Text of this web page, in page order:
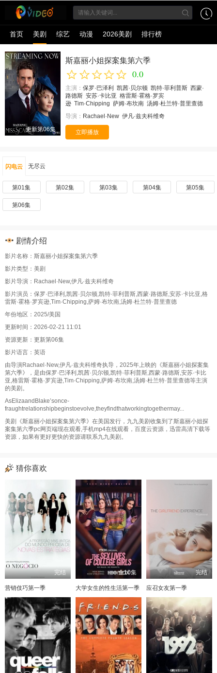
首页 美剧 综艺 动漫 2026美剧 排行榜
更新第06集
斯嘉丽小姐探案集第六季
0.0
主演： 保罗·巴泽利 凯茜·贝尔顿 凯特·菲利普斯 西蒙·
路德斯 安苏·卡比亚 格雷斯·霍格·罗宾
逊 Tim·Chipping 萨姆·布坎南 汤姆·杜兰特·普里查德
导演： Rachael·New 伊凡·兹夫科维奇
立即播放
闪电云 无尽云
第01集 第02集 第03集 第04集 第05集
第06集
剧情介绍
影片名称：斯嘉丽小姐探案集第六季
影片类型：美剧
影片导演：Rachael·New,伊凡·兹夫科维奇
影片演员：保罗·巴泽利,凯茜·贝尔顿,凯特·菲利普斯,西蒙·路德斯,安苏·卡比亚,格
雷斯·霍格·罗宾逊,Tim·Chipping,萨姆·布坎南,汤姆·杜兰特·普里查德
年份地区：2025/美国
更新时间：2026-02-21 11:01
资源更新：更新第06集
影片语言：英语
由导演Rachael·New,伊凡·兹夫科维奇执导，2025年上映的《斯嘉丽小姐探案集
第六季》，是由保罗·巴泽利,凯茜·贝尔顿,凯特·菲利普斯,西蒙·路德斯,安苏·卡比
亚,格雷斯·霍格·罗宾逊,Tim·Chipping,萨姆·布坎南,汤姆·杜兰特·普里查德等主演
的美剧。
AsElizaandBlake’sonce-
fraughtrelationshipbeginstoevolve,theyfindthatworkingtogethermay...
美剧《斯嘉丽小姐探案集第六季》在美国发行，九九美剧收集到了斯嘉丽小姐探
案集第六季pc网页端现在观看,手机mp4在线观看，百度云资源，迅雷高清下载等
资源，如果有更好更快的资源请联系九九美剧。
猜你喜欢
完结
营销伎巧第一季
全10集
大学女生的性生活第一季
完结
应召女友第一季